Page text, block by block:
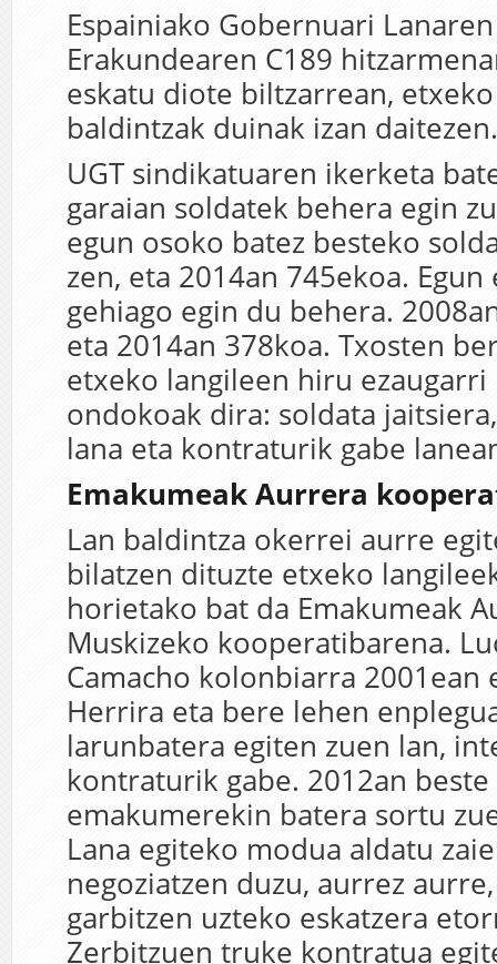
Espainiako Gobernuari
Erakundearen C189
eskatu diote biltzarrean,
baldintzak duinak izan daitezen.
UGT sindikatuaren ikerketa
garaian soldatek behera egin
egun osoko batez besteko
zen, eta 2014an 745ekoa.
gehiago egin du behera.
eta 2014an 378koa. Txosten
etxeko langileen hiru ezaugarri
ondokoak dira: soldata
lana eta kontraturik gabe
Emakumeak Aurrera
Lan baldintza okerrei aurre
bilatzen dituzte etxeko
horietako bat da Emakumeak
Muskizeko kooperatibarena.
Camacho kolonbiarra 2001ean
Herrira eta bere lehen
larunbatera egiten zuen lan,
kontraturik gabe. 2012an
emakumerekin batera sortu
Lana egiteko modua aldatu
negoziatzen duzu, aurrez
garbitzen uzteko eskatzera
Zerbitzuen truke kontratua